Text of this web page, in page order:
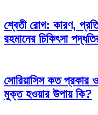
শ্বেতী রোগ: কারণ,
রহমানের চিকিৎসা
সোরিয়াসিস কত প্রকার
মুক্ত হওয়ার উপায় কি?